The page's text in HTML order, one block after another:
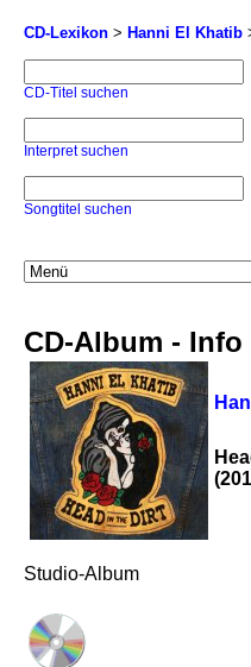
CD-Lexikon > Hanni El Khatib
CD-Titel suchen
Interpret suchen
Songtitel suchen
CD-Album - Info
Studio-Album